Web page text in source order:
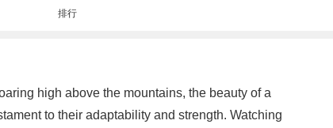
排行
high above the mountains, the beauty of a
to their adaptability and strength. Watching